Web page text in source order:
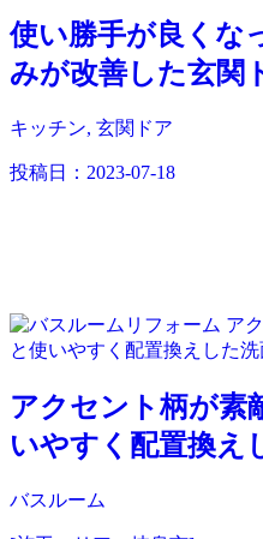
使い勝手が良くな
みが改善した玄関
キッチン, 玄関ドア
投稿日： 2023-07-18
アクセント柄が素
いやすく配置換え
バスルーム